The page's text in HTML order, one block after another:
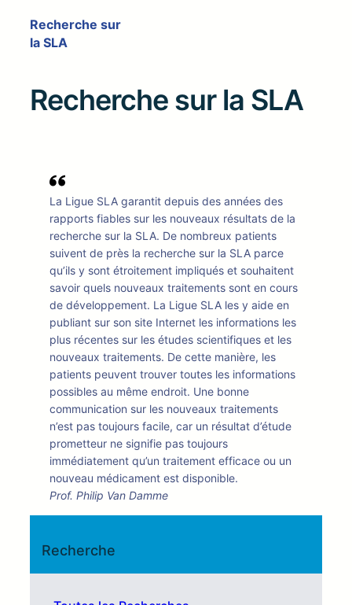
Recherche sur
la SLA
Recherche sur la SLA
La Ligue SLA garantit depuis des années des
rapports fiables sur les nouveaux résultats de la
recherche sur la SLA. De nombreux patients
suivent de près la recherche sur la SLA parce
qu’ils y sont étroitement impliqués et souhaitent
savoir quels nouveaux traitements sont en cours
de développement. La Ligue SLA les y aide en
publiant sur son site Internet les informations les
plus récentes sur les études scientifiques et les
nouveaux traitements. De cette manière, les
patients peuvent trouver toutes les informations
possibles au même endroit. Une bonne
communication sur les nouveaux traitements
n’est pas toujours facile, car un résultat d’étude
prometteur ne signifie pas toujours
immédiatement qu’un traitement efficace ou un
nouveau médicament est disponible.
Prof. Philip Van Damme
Recherche